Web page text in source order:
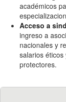
académicos
Acceso a
ingreso a
nacionales y
salarios
protectores.